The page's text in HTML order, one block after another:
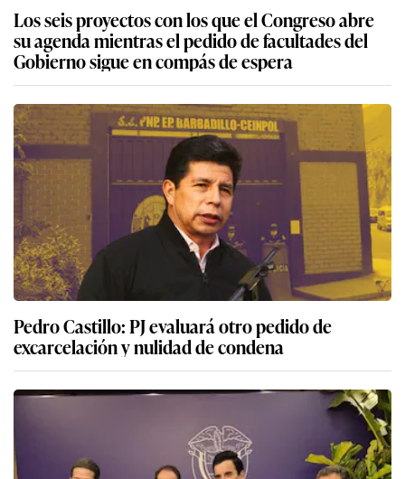
Los seis proyectos con los que el Congreso abre
su agenda mientras el pedido de facultades del
Gobierno sigue en compás de espera
Pedro Castillo: PJ evaluará otro pedido de
excarcelación y nulidad de condena